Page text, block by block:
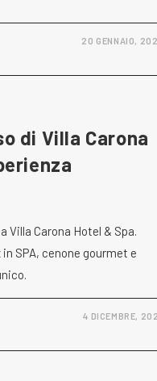
20 GENNAIO,
di Villa Carona
Villa Carona Hotel & Spa.
SPA, cenone gourmet e
4 DICEMBRE,